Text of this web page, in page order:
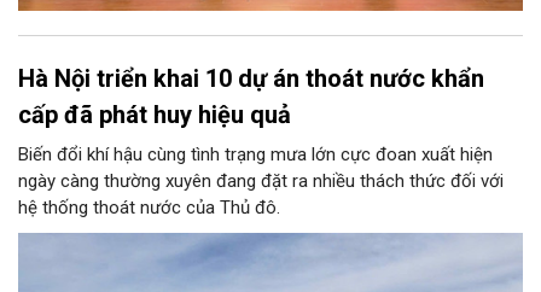
Hà Nội triển khai 10 dự án thoát nước khẩn
cấp đã phát huy hiệu quả
Biến đổi khí hậu cùng tình trạng mưa lớn cực đoan xuất hiện
ngày càng thường xuyên đang đặt ra nhiều thách thức đối với
hệ thống thoát nước của Thủ đô.